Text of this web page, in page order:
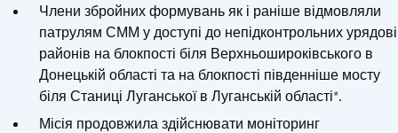
Члени збройних формувань як і раніше відмовляли
патрулям СММ у доступі до непідконтрольних урядові
районів на блокпості біля Верхньошироківського в
Донецькій області та на блокпості південніше мосту
біля Станиці Луганської в Луганській області*.
Місія продовжила здійснювати моніторинг